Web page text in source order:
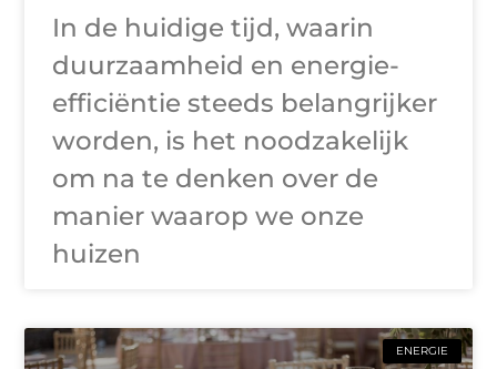
In de huidige tijd, waarin
duurzaamheid en energie-
efficiëntie steeds belangrijker
worden, is het noodzakelijk
om na te denken over de
manier waarop we onze
huizen
ENERGIE